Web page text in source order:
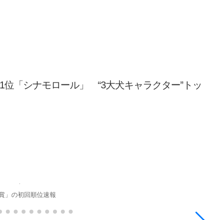
「シナモロール」 “3大犬キャラクター”トッ
」の初回順位速報